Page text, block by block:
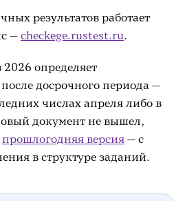
результатов работает
— checkege.rustest.ru.
определяет
досрочного периода —
числах апреля либо в
документ не вышел,
прошлогодняя версия — с
в структуре заданий.